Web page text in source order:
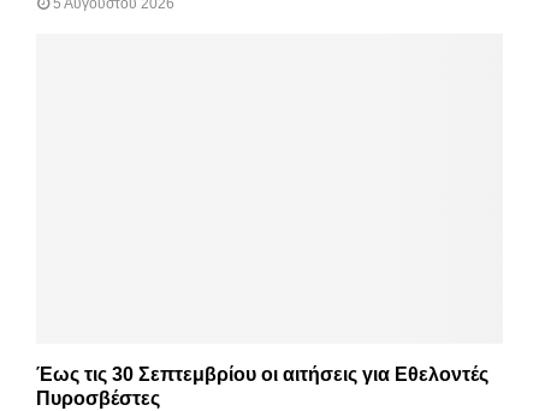
Έως τις 30 Σεπτεμβρίου οι αιτήσεις για Εθελοντές
Πυροσβέστες